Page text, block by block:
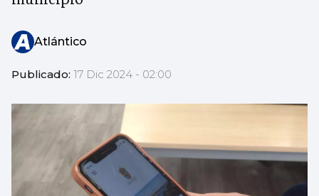
Atlántico
Publicado: 17 Dic 2024 - 02:00